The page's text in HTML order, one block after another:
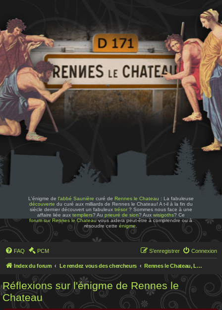
L'énigme de l'abbé Saunière curé de Rennes le Chateau : La fabuleuse
découverte du curé aux milliards de Rennes le Chateau! A t-il à la fin du
siècle dernier découvert un fabuleux trésor? Sommes nous face à une
affaire liée aux templiers? Au prieuré de sion? Aux wisigoths? Ce
forum sur Rennes le Chateauvous aidera peut-être à comprendre ou à
résoudre cetteénigme
FAQ PCM Connexion
S’enregistrer
Index du forum Le rendez vous des chercheurs Rennes le Chateau, Le rendez-vous des chercheurs
Réflexions sur l'énigme de Rennes le
Chateau